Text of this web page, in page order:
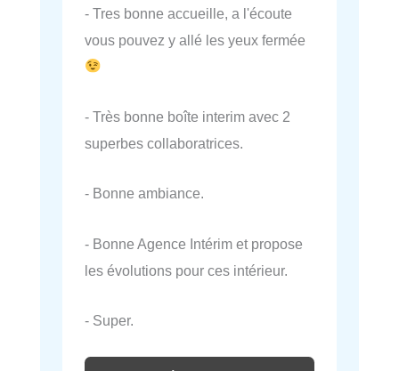
- Tres bonne accueille, a l'écoute
vous pouvez y allé les yeux fermée
- Très bonne boîte interim avec 2
superbes collaboratrices.
- Bonne ambiance.
- Bonne Agence Intérim et propose
les évolutions pour ces intérieur.
- Super.